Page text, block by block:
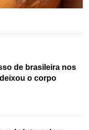
de brasileira nos
o corpo